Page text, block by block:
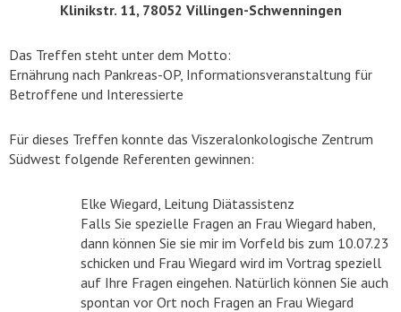
Klinikstr. 11, 78052 Villingen-Schwenningen
Das Treffen steht unter dem Motto:
Ernährung nach Pankreas-OP, Informationsveranstaltung für
Betroffene und Interessierte
Für dieses Treffen konnte das Viszeralonkologische Zentrum
Südwest folgende Referenten gewinnen:
Elke Wiegard, Leitung Diätassistenz
Falls Sie spezielle Fragen an Frau Wiegard haben,
dann können Sie sie mir im Vorfeld bis zum 10.07.23
schicken und Frau Wiegard wird im Vortrag speziell
auf Ihre Fragen eingehen. Natürlich können Sie auch
spontan vor Ort noch Fragen an Frau Wiegard